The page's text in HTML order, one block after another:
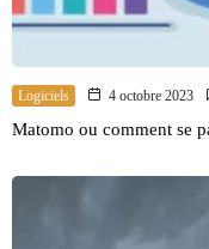
Logiciels 4 octobre 2023
Matomo ou comment se